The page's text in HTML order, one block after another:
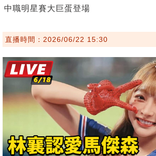
中職明星賽大巨蛋登場
直播時間：2026/06/22 15:30